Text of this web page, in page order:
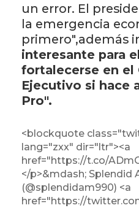
un error. El
la emergencia
primero",además
interesante para
fortalecerse en el
Ejecutivo si hace
Pro".
<blockquote
lang="zxx" dir="ltr"><a
href="https://t.co/
</p>&mdash; Splendid
(@splendidam990) <a
href="https://